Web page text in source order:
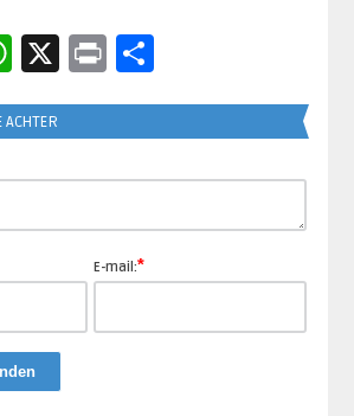
WhatsApp
X PrintDelen
ACHTER
E-mail:*